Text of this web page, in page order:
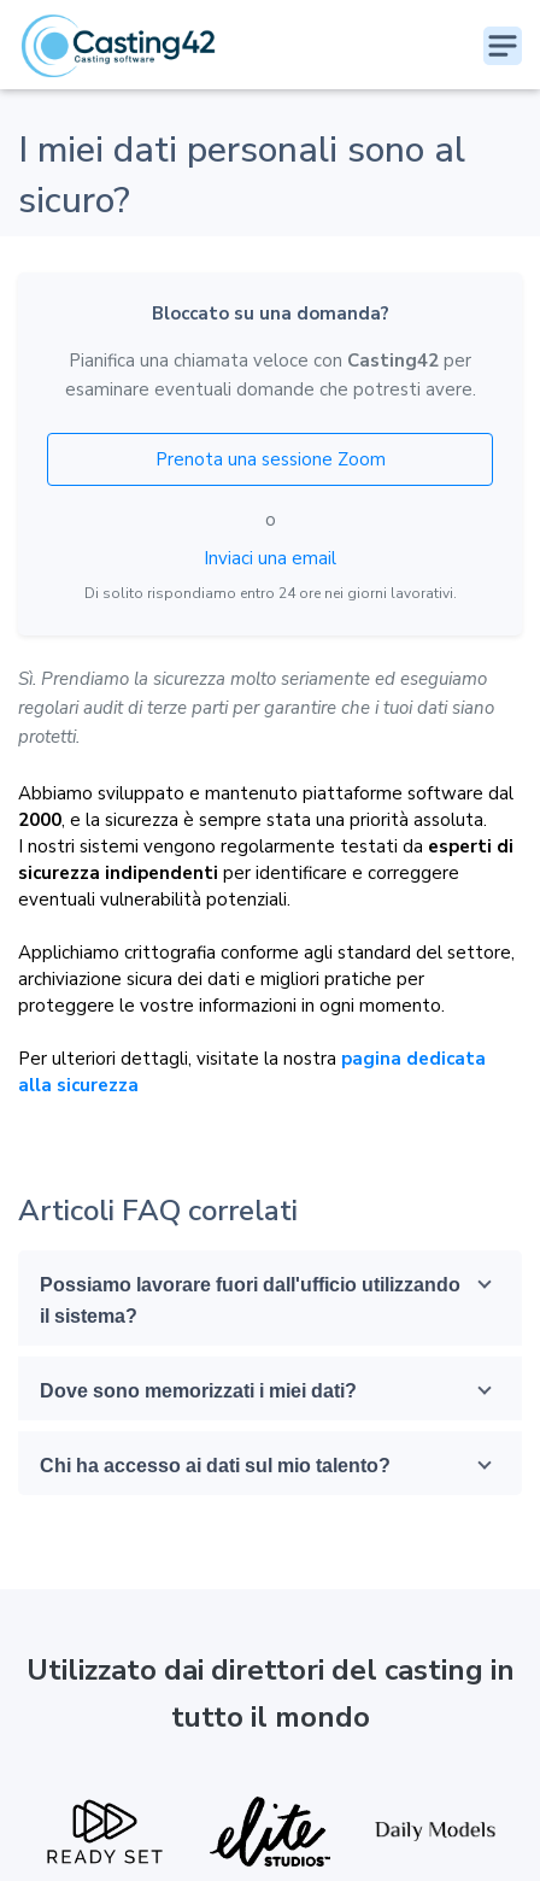
I miei dati personali sono al
sicuro?
Bloccato su una domanda?
Pianifica una chiamata veloce con Casting42 per
esaminare eventuali domande che potresti avere.
Prenota una sessione Zoom
o
Inviaci una email
Di solito rispondiamo entro 24 ore nei giorni lavorativi.
Sì. Prendiamo la sicurezza molto seriamente ed eseguiamo
regolari audit di terze parti per garantire che i tuoi dati siano
protetti.
Abbiamo sviluppato e mantenuto piattaforme software dal
2000, e la sicurezza è sempre stata una priorità assoluta.
I nostri sistemi vengono regolarmente testati da esperti di
sicurezza indipendenti per identificare e correggere
eventuali vulnerabilità potenziali.
Applichiamo crittografia conforme agli standard del settore,
archiviazione sicura dei dati e migliori pratiche per
proteggere le vostre informazioni in ogni momento.
Per ulteriori dettagli, visitate la nostra pagina dedicata
alla sicurezza
Articoli FAQ correlati
Possiamo lavorare fuori dall'ufficio utilizzando
il sistema?
Dove sono memorizzati i miei dati?
Chi ha accesso ai dati sul mio talento?
Utilizzato dai direttori del casting in
tutto il mondo